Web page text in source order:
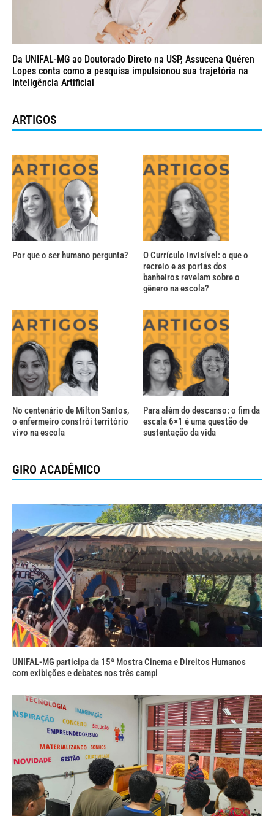
Da UNIFAL-MG ao Doutorado Direto na USP, Assucena Quéren
Lopes conta como a pesquisa impulsionou sua trajetória na
Inteligência Artificial
ARTIGOS
Por que o ser humano pergunta?
O Currículo Invisível: o que o
recreio e as portas dos
banheiros revelam sobre o
gênero na escola?
No centenário de Milton Santos,
o enfermeiro constrói território
vivo na escola
Para além do descanso: o fim da
escala 6×1 é uma questão de
sustentação da vida
GIRO ACADÊMICO
UNIFAL-MG participa da 15ª Mostra Cinema e Direitos Humanos
com exibições e debates nos três campi